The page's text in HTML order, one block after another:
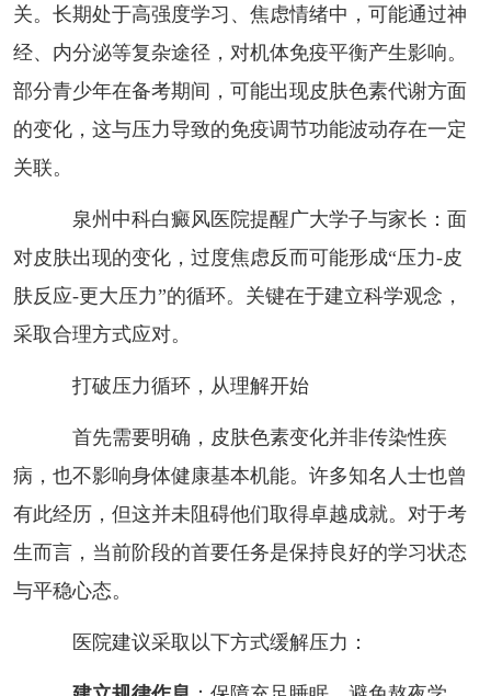
关。长期处于高强度学习、焦虑情绪中，可能通过神
经、内分泌等复杂途径，对机体免疫平衡产生影响。
部分青少年在备考期间，可能出现皮肤色素代谢方面
的变化，这与压力导致的免疫调节功能波动存在一定
关联。
泉州中科白癜风医院提醒广大学子与家长：面
对皮肤出现的变化，过度焦虑反而可能形成“压力-皮
肤反应-更大压力”的循环。关键在于建立科学观念，
采取合理方式应对。
打破压力循环，从理解开始
首先需要明确，皮肤色素变化并非传染性疾
病，也不影响身体健康基本机能。许多知名人士也曾
有此经历，但这并未阻碍他们取得卓越成就。对于考
生而言，当前阶段的首要任务是保持良好的学习状态
与平稳心态。
医院建议采取以下方式缓解压力：